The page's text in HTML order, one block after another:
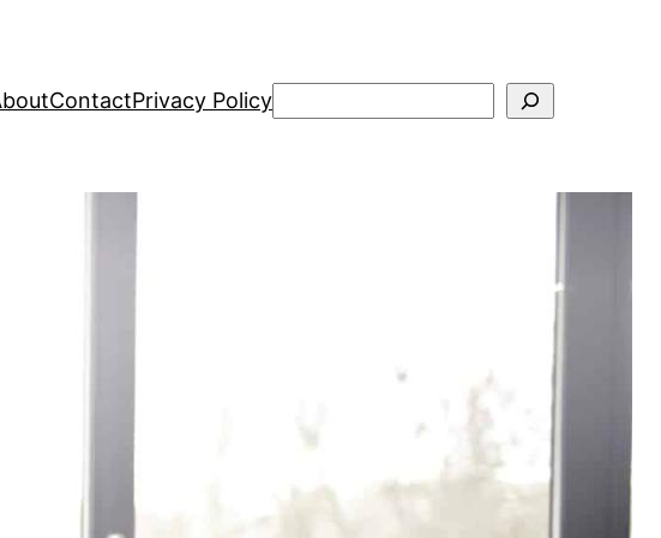
ContactPrivacy PolicySearch